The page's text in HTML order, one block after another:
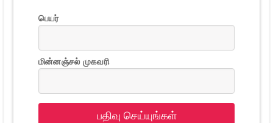
பெயர்
மின்னஞ்சல் முகவரி
பதிவு செய்யுங்கள்